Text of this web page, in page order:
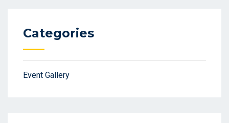
Categories
Event Gallery